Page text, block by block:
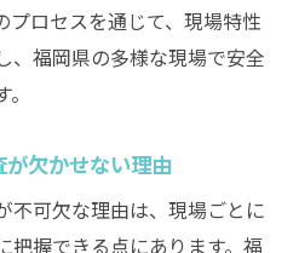
プロセスを通じて、現場特性
、福岡県の多様な現場で安全
欠かせない理由
不可欠な理由は、現場ごとに
把握できる点にあります。福